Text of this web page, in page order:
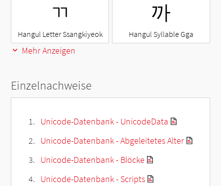
ㄲ
Hangul Letter Ssangkiyeok
까
Hangul Syllable Gga
Mehr Anzeigen
Einzelnachweise
Unicode-Datenbank - UnicodeData
Unicode-Datenbank - Abgeleitetes Alter
Unicode-Datenbank - Blöcke
Unicode-Datenbank - Scripts